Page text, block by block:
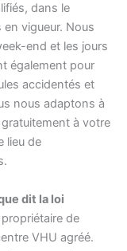
dans le
vigueur. Nous
end et les jours
également pour
accidentés et
nous adaptons à
à votre
lieu de
dit la loi
de
VHU agréé.